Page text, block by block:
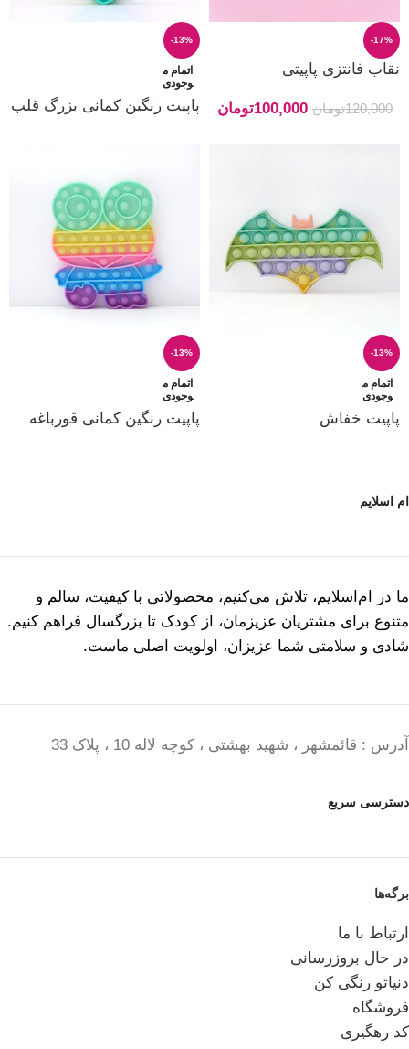
-17%
نقاب فانتزی پاپیتی
120,000تومان 100,000تومان
-13%
اتمام م
وجودی
پاپیت رنگین کمانی بزرگ قلب
-13%
اتمام م
وجودی
پاپیت خفاش
-13%
اتمام م
وجودی
پاپیت رنگین کمانی قورباغه
ام اسلایم
ما در ام‌اسلایم، تلاش می‌کنیم، محصولاتی با کیفیت، سالم و
متنوع برای مشتریان عزیزمان، از کودک تا بزرگسال فراهم کنیم.
شادی و سلامتی شما عزیزان، اولویت اصلی ماست.
آدرس : قائمشهر ، شهید بهشتی ، کوچه لاله 10 ، پلاک 33
دسترسی سریع
برگه‌ها
ارتباط با ما
در حال بروزرسانی
دنیاتو رنگی کن
فروشگاه
کد رهگیری